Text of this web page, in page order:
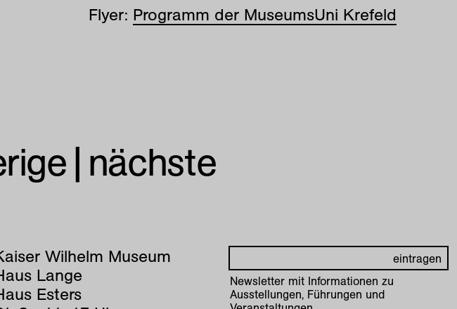
Flyer: Programm der MuseumsUni Krefeld
| nächste
Wilhelm Museum
Lange
Esters
Newsletter mit Informationen zu
Ausstellungen, Führungen und